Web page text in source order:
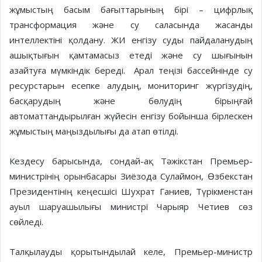
жұмыстың басым бағыттарының бірі – цифрлық
трансформация және су саласында жасанды
интеллектіні қолдану. ЖИ енгізу суды пайдаланудың
ашықтығын қамтамасыз етеді және су шығынын
азайтуға мүмкіндік береді. Арал теңізі бассейнінде су
ресурстарын есепке алудың, мониторинг жүргізудің,
басқарудың және бөлудің бірыңғай
автоматтандырылған жүйесін енгізу бойынша бірлескен
жұмыстың маңыздылығы да атап өтілді.
Кездесу барысында, сондай-ақ Тәжікстан Премьер-
министрінің орынбасары Зиёзода Сулаймон, Өзбекстан
Президентінің кеңесшісі Шухрат Ганиев, Түрікменстан
ауыл шаруашылығы министрі Чарыяр Четиев сөз
сөйледі.
Талқылауды қорытындылай келе, Премьер-министр